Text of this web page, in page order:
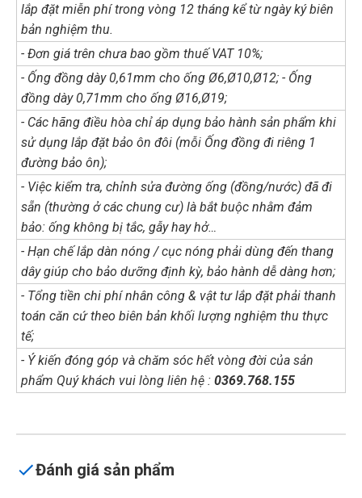
lắp đặt miễn phí trong vòng 12 tháng kể từ ngày ký biên
bản nghiệm thu.
- Đơn giá trên chưa bao gồm thuế VAT 10%;
- Ống đồng dày 0,61mm cho ống Ø6,Ø10,Ø12; - Ống
đồng dày 0,71mm cho ống Ø16,Ø19;
- Các hãng điều hòa chỉ áp dụng bảo hành sản phẩm khi
sử dụng lắp đặt bảo ôn đôi (mỗi Ống đồng đi riêng 1
đường bảo ôn);
- Việc kiểm tra, chỉnh sửa đường ống (đồng/nước) đã đi
sẵn (thường ở các chung cư) là bắt buộc nhằm đảm
bảo: ống không bị tắc, gẫy hay hở…
- Hạn chế lắp dàn nóng / cục nóng phải dùng đến thang
dây giúp cho bảo dưỡng định kỳ, bảo hành dễ dàng hơn;
- Tổng tiền chi phí nhân công & vật tư lắp đặt phải thanh
toán căn cứ theo biên bản khối lượng nghiệm thu thực
tế;
- Ý kiến đóng góp và chăm sóc hết vòng đời của sản
phẩm Quý khách vui lòng liên hệ : 0369.768.155
Đánh giá sản phẩm